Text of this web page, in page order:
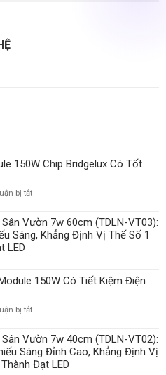
150W Chip Bridgelux Có Tốt
bị tắtở
Pha
Module
150W
Có
Vườn 7w 60cm (TDLN-VT03):
Sáng, Khẳng Định Vị Thế Số 1
LED
150W Có Tiết Kiệm Điện
bị tắtở
Pha
LED
Module
150W
Vườn 7w 40cm (TDLN-VT02):
Sáng Đỉnh Cao, Khẳng Định Vị
Đạt LED